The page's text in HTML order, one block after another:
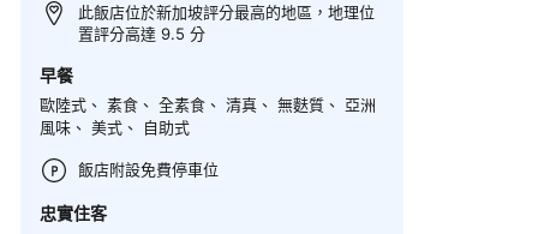
此飯店位於新加坡評分最高的地區，地理位
置評分高達 9.5 分
早餐
歐陸式、 素食、 全素食、 清真、 無麩質、 亞洲
風味、 美式、 自助式
飯店附設免費停車位
忠實住客